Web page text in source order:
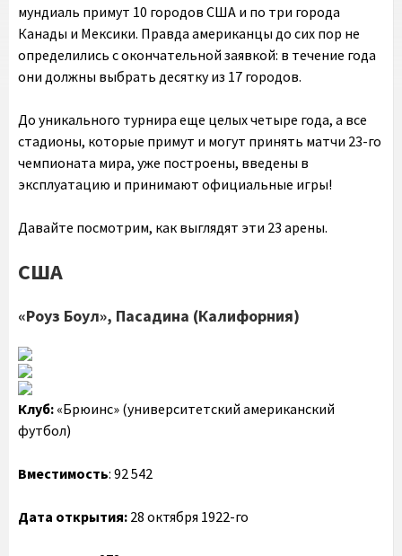
мундиаль примут 10 городов США и по три города
Канады и Мексики. Правда американцы до сих пор не
определились с окончательной заявкой: в течение года
они должны выбрать десятку из 17 городов.
До уникального турнира еще целых четыре года, а все
стадионы, которые примут и могут принять матчи 23-го
чемпионата мира, уже построены, введены в
эксплуатацию и принимают официальные игры!
Давайте посмотрим, как выглядят эти 23 арены.
США
«Роуз Боул», Пасадина (Калифорния)
Клуб: «Брюинс» (университетский американский
футбол)
Вместимость: 92 542
Дата открытия: 28 октября 1922-го